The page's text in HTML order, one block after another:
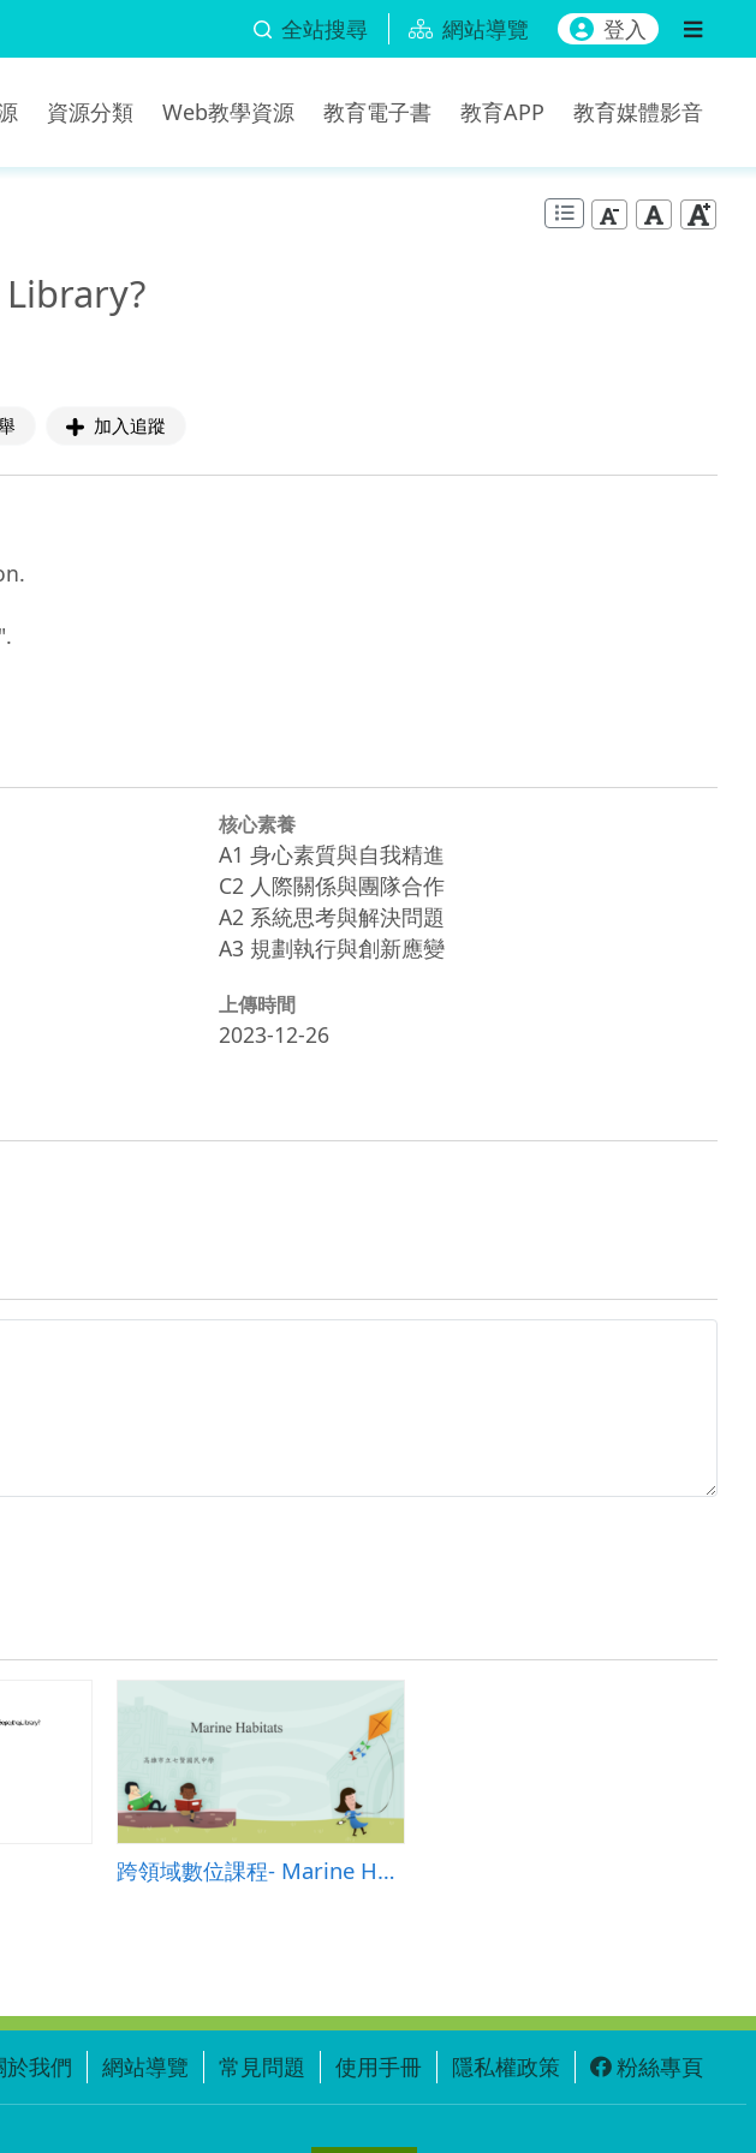
全站搜尋 網站導覽 登入
資源分類 Web教學資源 教育電子書 教育APP 教育媒體影音
加入追蹤
核心素養
A1 身心素質與自我精進
C2 人際關係與團隊合作
A2 系統思考與解決問題
A3 規劃執行與創新應變
上傳時間
2023-12-26
跨領域數位課程- Marine Habitats
於我們 網站導覽 常見問題 使用手冊 隱私權政策 粉絲專頁